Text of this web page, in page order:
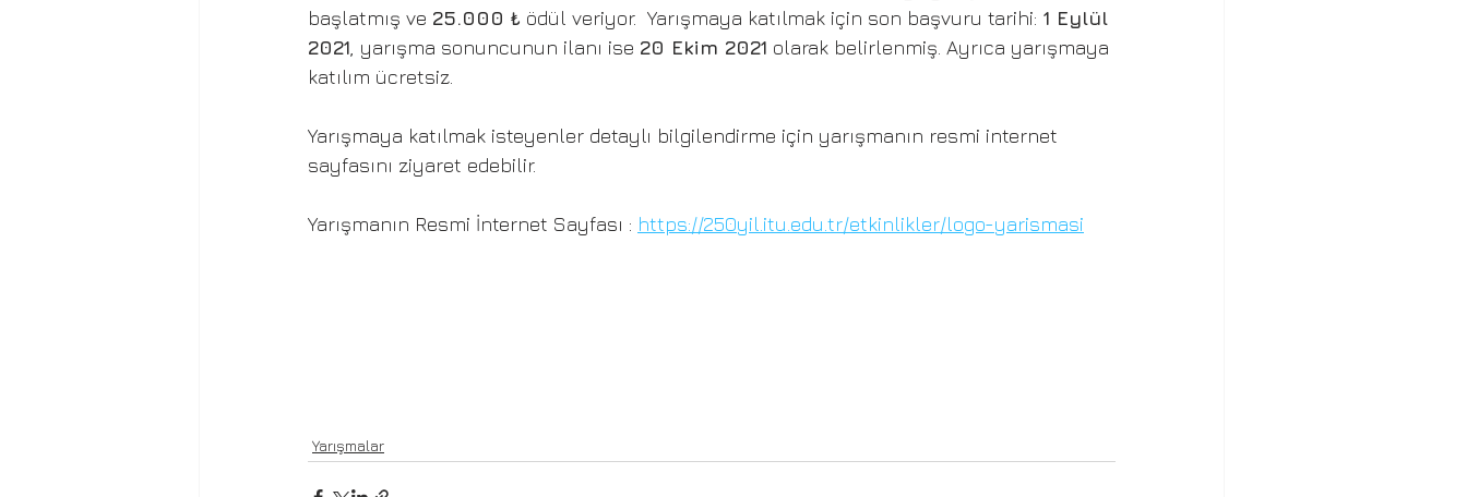
başlatmış ve 25.000 ₺ ödül veriyor.  Yarışmaya katılmak için son başvuru tarihi: 1 Eylül
2021 , yarışma sonuncunun ilanı ise 20 Ekim 2021 olarak belirlenmiş. Ayrıca yarışmaya
katılım ücretsiz.
Yarışmaya katılmak isteyenler detaylı bilgilendirme için yarışmanın resmi internet
sayfasını ziyaret edebilir.
Yarışmanın Resmi İnternet Sayfası : https://250yil.itu.edu.tr/etkinlikler/logo-yarismasi
Yarışmalar